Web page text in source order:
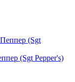
(Sgt Pepper's)